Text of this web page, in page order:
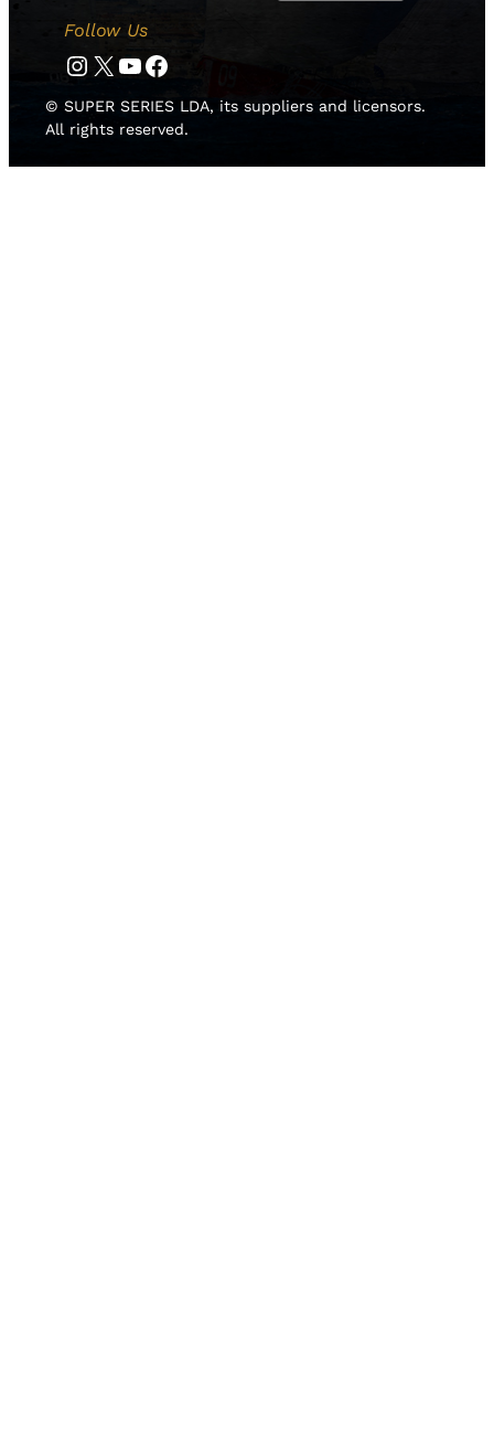
Follow Us
Instagram Twitter YouTube Facebook
© SUPER SERIES LDA, its suppliers and licensors.
All rights reserved.